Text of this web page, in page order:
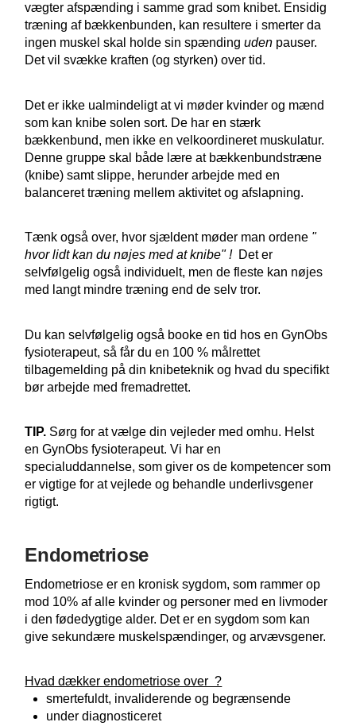
vægter afspænding i samme grad som knibet. Ensidig
træning af bækkenbunden, kan resultere i smerter da
ingen muskel skal holde sin spænding uden pauser.
Det vil svække kraften (og styrken) over tid.
Det er ikke ualmindeligt at vi møder kvinder og mænd
som kan knibe solen sort. De har en stærk
bækkenbund, men ikke en velkoordineret muskulatur.
Denne gruppe skal både lære at bækkenbundstræne
(knibe) samt slippe, herunder arbejde med en
balanceret træning mellem aktivitet og afslapning.
Tænk også over, hvor sjældent møder man ordene "
hvor lidt kan du nøjes med at knibe" ! Det er
selvfølgelig også individuelt, men de fleste kan nøjes
med langt mindre træning end de selv tror.
Du kan selvfølgelig også booke en tid hos en GynObs
fysioterapeut, så får du en 100 % målrettet
tilbagemelding på din knibeteknik og hvad du specifikt
bør arbejde med fremadrettet.
TIP. Sørg for at vælge din vejleder med omhu. Helst
en GynObs fysioterapeut. Vi har en
specialuddannelse, som giver os de kompetencer som
er vigtige for at vejlede og behandle underlivsgener
rigtigt.
Endometriose
Endometriose er en kronisk sygdom, som rammer op
mod 10% af alle kvinder og personer med en livmoder
i den fødedygtige alder. Det er en sygdom som kan
give sekundære muskelspændinger, og arvævsgener.
Hvad dækker endometriose over ?
smertefuldt, invaliderende og begrænsende
under diagnosticeret